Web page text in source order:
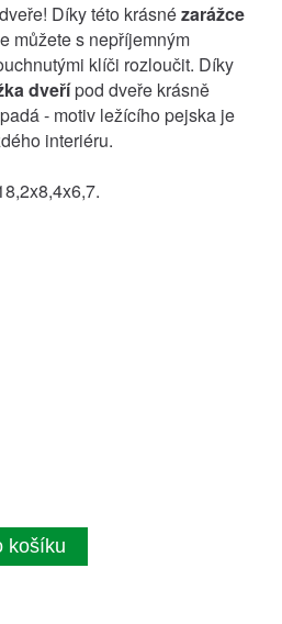
Díky této krásnézarážce
můžete s nepříjemným
klíči rozloučit. Díky
dveřípod dveře krásně
- motiv ležícího pejska je
interiéru.
košíku